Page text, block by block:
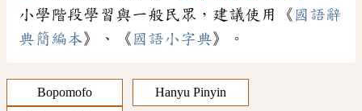
小學階段學習與一般民眾，建議使用《 國語辭
典簡編本》、《 國語小字典》。
Bopomofo
Hanyu Pinyin